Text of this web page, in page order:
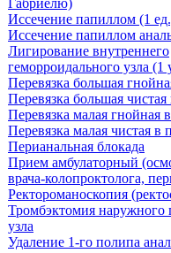
Габриелю)
Иссечение папиллом (1
Иссечение папиллом
Лигирование внутреннего
геморроидального узла (1
Перевязка большая
Перевязка большая
Перевязка малая гнойная
Перевязка малая чистая в
Перианальная блокада
Прием амбулаторный
врача-колопроктолога,
Ректороманоскопия
Тромбэктомия наружного
узла
Удаление 1-го полипа